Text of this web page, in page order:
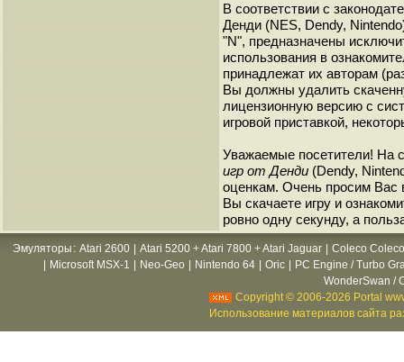
В соответствии с
Денди (NES, Dendy,
"N", предназначены
использования в
принадлежат их авторам
Вы должны удалить
лицензионную версию с
игровой приставкой,
Уважаемые посетители! На
игр от Денди (Dendy,
оценкам. Очень просим Вас
Вы скачаете игру и
ровно одну секунду, а
Эмуляторы : Atari 2600 Atari 5200 + Atari 7800 + Atari Jaguar
Coleco
Microsoft MSX-1 Neo-Geo Nintendo 64 Oric
PC Engine / Turbo
WonderSwan /
Copyright © 2006-2026 Portal
Использование материалов сайта